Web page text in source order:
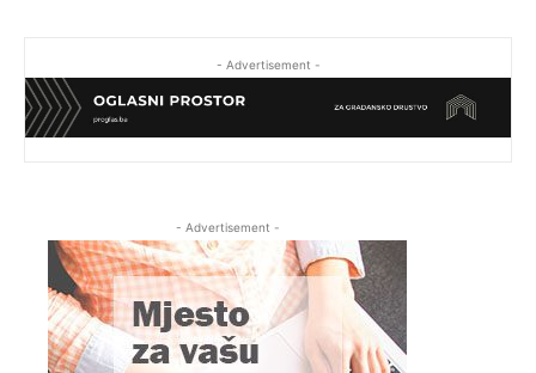
- Advertisement -
- Advertisement -